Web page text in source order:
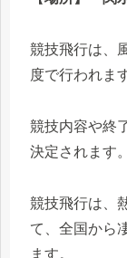
競技飛行は、
度で行われま
競技内容や終
決定されます。
競技飛行は、
て、全国から
ます。